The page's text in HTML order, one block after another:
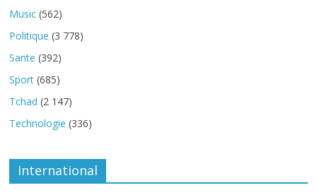
Music (562)
Politique (3 778)
Sante (392)
Sport (685)
Tchad (2 147)
Technologie (336)
International